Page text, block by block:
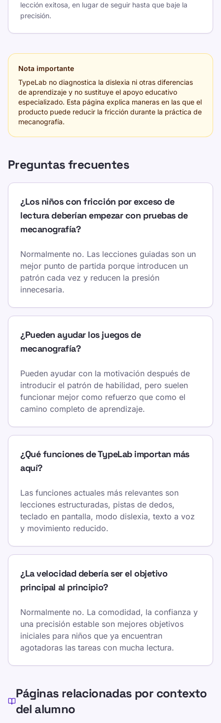
lección exitosa, en lugar de seguir hasta que baje la
precisión.
Nota importante
TypeLab no diagnostica la dislexia ni otras diferencias
de aprendizaje y no sustituye el apoyo educativo
especializado. Esta página explica maneras en las que el
producto puede reducir la fricción durante la práctica de
mecanografía.
Preguntas frecuentes
¿Los niños con fricción por exceso de
lectura deberían empezar con pruebas de
mecanografía?
Normalmente no. Las lecciones guiadas son un
mejor punto de partida porque introducen un
patrón cada vez y reducen la presión
innecesaria.
¿Pueden ayudar los juegos de
mecanografía?
Pueden ayudar con la motivación después de
introducir el patrón de habilidad, pero suelen
funcionar mejor como refuerzo que como el
camino completo de aprendizaje.
¿Qué funciones de TypeLab importan más
aquí?
Las funciones actuales más relevantes son
lecciones estructuradas, pistas de dedos,
teclado en pantalla, modo dislexia, texto a voz
y movimiento reducido.
¿La velocidad debería ser el objetivo
principal al principio?
Normalmente no. La comodidad, la confianza y
una precisión estable son mejores objetivos
iniciales para niños que ya encuentran
agotadoras las tareas con mucha lectura.
Páginas relacionadas por contexto
del alumno